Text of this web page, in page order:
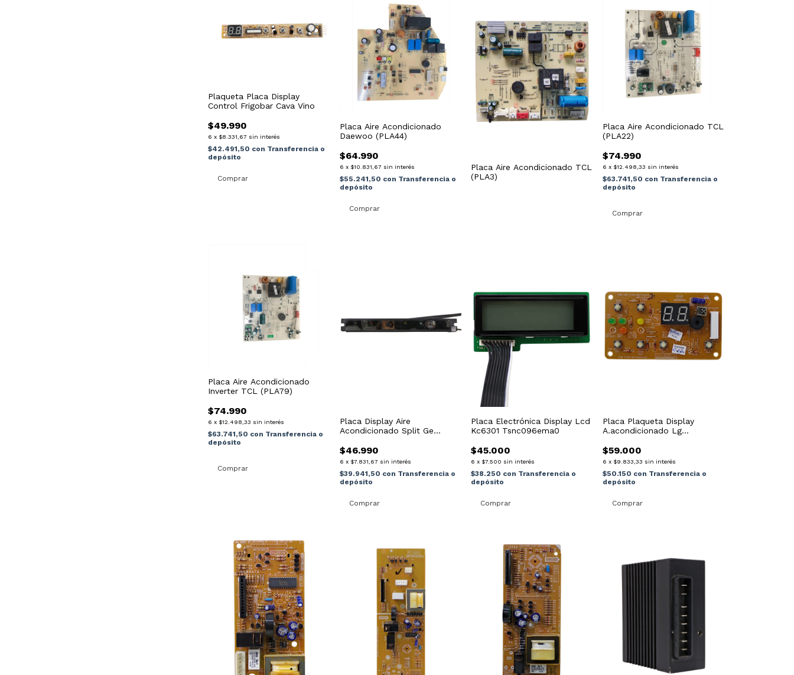
Plaqueta Placa Display
Control Frigobar Cava Vino
$49.990
6 x $8.331,67 sin interés
$42.491,50 con Transferencia o
depósito
Placa Aire Acondicionado
Daewoo (PLA44)
$64.990
6 x $10.831,67 sin interés
$55.241,50 con Transferencia o
depósito
Placa Aire Acondicionado TCL
(PLA3)
Placa Aire Acondicionado TCL
(PLA22)
$74.990
6 x $12.498,33 sin interés
$63.741,50 con Transferencia o
depósito
Placa Aire Acondicionado
Inverter TCL (PLA79)
$74.990
6 x $12.498,33 sin interés
$63.741,50 con Transferencia o
depósito
Placa Display Aire
Acondicionado Split Ge
$46.990
6 x $7.831,67 sin interés
$39.941,50 con Transferencia o
depósito
Placa Electrónica Display Lcd
Kc6301 Tsnc096ema0
$45.000
6 x $7.500 sin interés
$38.250 con Transferencia o
depósito
Placa Plaqueta Display
A.acondicionado Lg
$59.000
6 x $9.833,33 sin interés
$50.150 con Transferencia o
depósito